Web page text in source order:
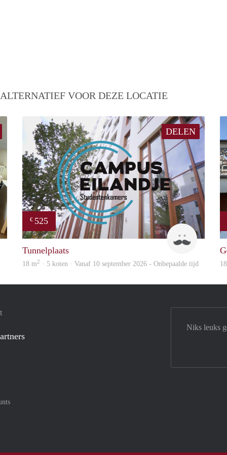
VOOR DEZE LOCATIE
Evi
DELEN
€ 525
Leon
Tunnelplaats
18 m2 · 5 koten · Vanaf 10 september 2026 - Onbepaalde tijd
met Meastro
Niks leuks